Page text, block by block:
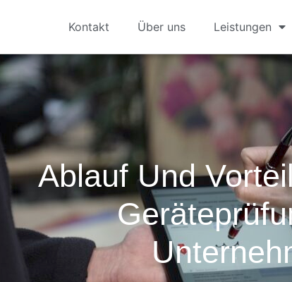
Kontakt Über uns Leistungen
Ablauf Und